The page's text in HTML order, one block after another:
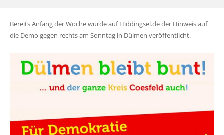
Bereits Anfang der Woche wurde auf Hiddingsel.de der Hinweis auf
die Demo gegen rechts am Sonntag in Dülmen veröffentlicht.